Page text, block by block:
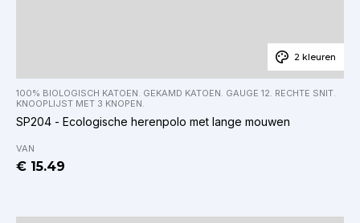
2 kleuren
100% BIOLOGISCH KATOEN. GEKAMD KATOEN. GAUGE 12. RECHTE SNIT.
KNOOPLIJST MET 3 KNOPEN.
SP204 - Ecologische herenpolo met lange mouwen
VAN
€ 15.49